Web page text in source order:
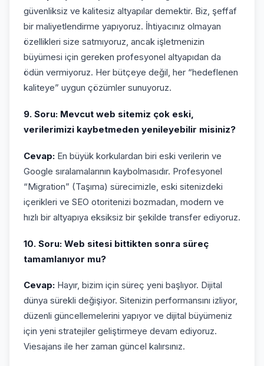
güvenliksiz ve kalitesiz altyapılar demektir. Biz, şeffaf
bir maliyetlendirme yapıyoruz. İhtiyacınız olmayan
özellikleri size satmıyoruz, ancak işletmenizin
büyümesi için gereken profesyonel altyapıdan da
ödün vermiyoruz. Her bütçeye değil, her “hedeflenen
kaliteye” uygun çözümler sunuyoruz.
9. Soru: Mevcut web sitemiz çok eski,
verilerimizi kaybetmeden yenileyebilir misiniz?
Cevap: En büyük korkulardan biri eski verilerin ve
Google sıralamalarının kaybolmasıdır. Profesyonel
“Migration” (Taşıma) sürecimizle, eski sitenizdeki
içerikleri ve SEO otoritenizi bozmadan, modern ve
hızlı bir altyapıya eksiksiz bir şekilde transfer ediyoruz.
10. Soru: Web sitesi bittikten sonra süreç
tamamlanıyor mu?
Cevap: Hayır, bizim için süreç yeni başlıyor. Dijital
dünya sürekli değişiyor. Sitenizin performansını izliyor,
düzenli güncellemelerini yapıyor ve dijital büyümeniz
için yeni stratejiler geliştirmeye devam ediyoruz.
Viesajans ile her zaman güncel kalırsınız.